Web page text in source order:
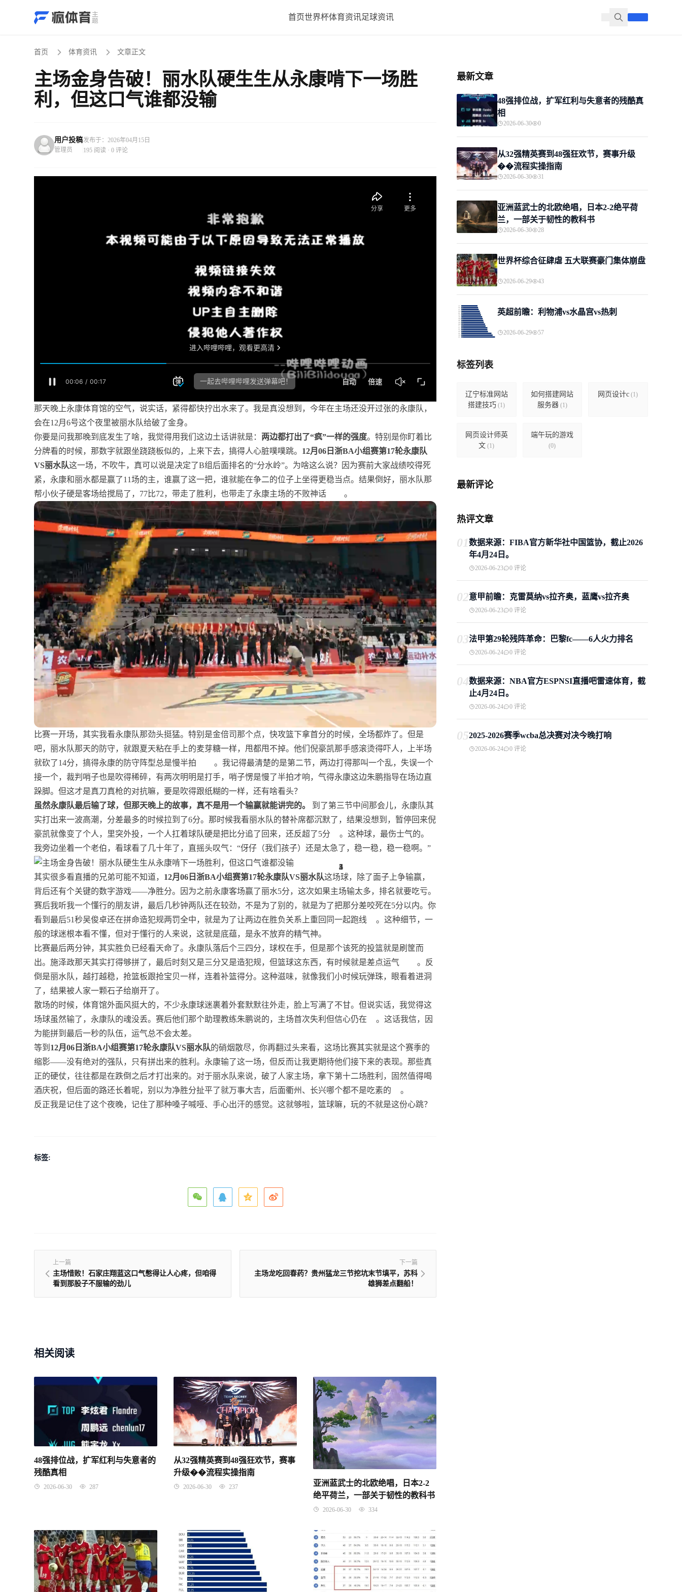
首页世界杯体育资讯足球资讯
首页 体育资讯 文章正文
主场金身告破！丽水队硬生生从永康啃下一场胜
利，但这口气谁都没输
用户投稿
管理员
发布于：2026年04月15日
195 阅读 · 0 评论
那天晚上永康体育馆的空气，说实话，紧得都快拧出水来了。我是真没想到，今年在主场还没开过张的永康队，
会在12月6号这个夜里被丽水队给破了金身。
你要是问我那晚到底发生了啥，我觉得用我们这边土话讲就是： 两边都打出了“疯”一样的强度。特别是你盯着比
分牌看的时候，那数字就跟坐跷跷板似的，上来下去，搞得人心脏噗噗跳。 12月06日浙BA小组赛第17轮永康队
VS丽水队这一场，不吹牛，真可以说是决定了B组后面排名的“分水岭”。为啥这么说？因为赛前大家战绩咬得死
紧，永康和丽水都是赢了11场的主，谁赢了这一把，谁就能在争二的位子上坐得更稳当点。结果倒好，丽水队那
帮小伙子硬是客场给搅局了，77比72，带走了胜利，也带走了永康主场的不败神话
1
3
。
比赛一开场，其实我看永康队那劲头挺猛。特别是金倍司那个点，快攻篮下拿首分的时候，全场都炸了。但是
吧，丽水队那天的防守，就跟夏天粘在手上的麦芽糖一样，甩都甩不掉。他们倪豪凯那手感滚烫得吓人，上半场
就砍了14分，搞得永康的防守阵型总是慢半拍
4
5
。我记得最清楚的是第二节，两边打得那叫一个乱，失误一个
接一个，裁判哨子也是吹得稀碎，有两次明明是打手，哨子愣是慢了半拍才响，气得永康这边朱鹏指导在场边直
跺脚。但这才是真刀真枪的对抗嘛，要是吹得跟纸糊的一样，还有啥看头？
虽然永康队最后输了球，但那天晚上的故事，真不是用一个输赢就能讲完的。
到了第三节中间那会儿，永康队其
实打出来一波高潮，分差最多的时候拉到了6分。那时候我看丽水队的替补席都沉默了，结果没想到，暂停回来倪
豪凯就像变了个人，里突外投，一个人扛着球队硬是把比分追了回来，还反超了5分
4
。这种球，最伤士气的。
我旁边坐着一个老伯，看球看了几十年了，直摇头叹气：“伢仔（我们孩子）还是太急了，稳一稳，稳一稳啊。”
其实很多看直播的兄弟可能不知道， 12月06日浙BA小组赛第17轮永康队VS丽水队这场球，除了面子上争输赢，
背后还有个关键的数字游戏——净胜分。因为之前永康客场赢了丽水5分，这次如果主场输太多，排名就要吃亏。
赛后我听我一个懂行的朋友讲，最后几秒钟两队还在较劲，不是为了别的，就是为了把那分差咬死在5分以内。你
看到最后51秒吴俊卓还在拼命造犯规两罚全中，就是为了让两边在胜负关系上重回同一起跑线
3
。这种细节，一
般的球迷根本看不懂，但对于懂行的人来说，这就是底蕴，是永不放弃的精气神。
比赛最后两分钟，其实胜负已经看天命了。永康队落后个三四分，球权在手，但是那个该死的投篮就是刷筐而
出。施泽政那天其实打得够拼了，最后时刻又是三分又是造犯规，但篮球这东西，有时候就是差点运气
1
2
。反
倒是丽水队，越打越稳，抢篮板跟抢宝贝一样，连着补篮得分。这种滋味，就像我们小时候玩弹珠，眼看着进洞
了，结果被人家一颗石子给崩开了。
散场的时候，体育馆外面风挺大的，不少永康球迷裹着外套默默往外走，脸上写满了不甘。但说实话，我觉得这
场球虽然输了，永康队的魂没丢。赛后他们那个助理教练朱鹏说的，主场首次失利但信心仍在
1
。这话我信，因
为能拼到最后一秒的队伍，运气总不会太差。
等到 12月06日浙BA小组赛第17轮永康队VS丽水队的硝烟散尽，你再翻过头来看，这场比赛其实就是这个赛季的
缩影——没有绝对的强队，只有拼出来的胜利。永康输了这一场，但反而让我更期待他们接下来的表现。那些真
正的硬仗，往往都是在跌倒之后才打出来的。对于丽水队来说，破了人家主场，拿下第十二场胜利，固然值得喝
酒庆祝，但后面的路还长着呢，别以为净胜分扯平了就万事大吉，后面衢州、长兴哪个都不是吃素的
5
。
反正我是记住了这个夜晚，记住了那种嗓子喊哑、手心出汗的感觉。这就够啦，篮球嘛，玩的不就是这份心跳？
标签:
上一篇
主场惜败！石家庄翔蓝这口气憋得让人心疼，但咱得
看到那股子不服输的劲儿
下一篇
主场龙吃回春药？贵州猛龙三节挖坑末节填平，苏科
雄狮差点翻船！
相关阅读
48强排位战，扩军红利与失意者的
残酷真相
2026-06-30 287
从32强精英赛到48强狂欢节，赛事
升级��流程实操指南
2026-06-30 237
亚洲蓝武士的北欧绝唱，日本2-2
绝平荷兰，一部关于韧性的教科书
2026-06-30 334
最新文章
48强排位战，扩军红利与失意者的残酷真
相
2026-06-30 0
从32强精英赛到48强狂欢节，赛事升级
��流程实操指南
2026-06-30 31
亚洲蓝武士的北欧绝唱，日本2-2绝平荷
兰，一部关于韧性的教科书
2026-06-30 28
世界杯综合征肆虐 五大联赛豪门集体崩盘
2026-06-29 43
英超前瞻：利物浦vs水晶宫vs热刺
2026-06-29 57
标签列表
辽宁标准网站
搭建技巧 (1)
如何搭建网站
服务器(1)
网页设计c (1)
网页设计师英
文 (1)
端午玩的游戏
(0)
最新评论
热评文章
01数据来源：FIBA官方新华社中国篮协，截止2026
年4月24日。
2026-06-23 0 评论
02意甲前瞻：克雷莫纳vs拉齐奥，蓝鹰vs拉齐奥
2026-06-23 0 评论
03法甲第29轮残阵革命：巴黎fc——6人火力排名
2026-06-24 0 评论
04数据来源：NBA官方ESPNSI直播吧雷速体育，截
止4月24日。
2026-06-24 0 评论
052025-2026赛季wcba总决赛对决今晚打响
2026-06-24 0 评论